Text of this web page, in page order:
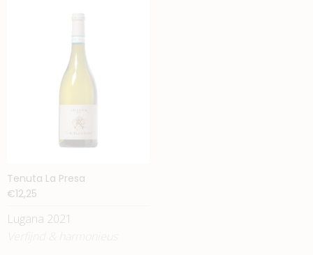
Tenuta La Presa
€12,25
Lugana 2021